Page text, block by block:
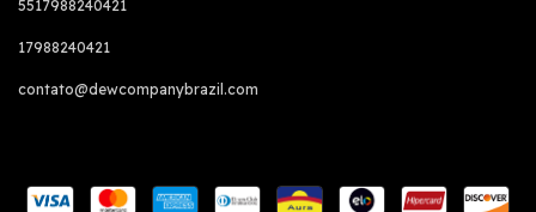
5517988240421
17988240421
contato@dewcompanybrazil.com